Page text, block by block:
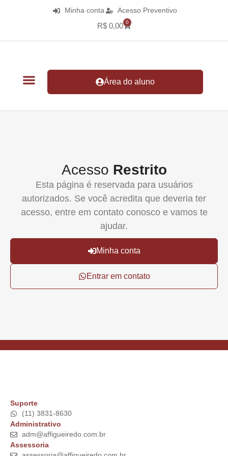
Minha conta Acesso Preventivo
R$ 0,00 0
Área do aluno
Acesso Restrito
Esta página é reservada para usuários
autorizados. Se você acredita que deveria ter
acesso, entre em contato conosco e vamos te
ajudar.
Minha conta
Entrar em contato
Suporte
(11) 3831-8630
Administrativo
adm@affigueiredo.com.br
Assessoria